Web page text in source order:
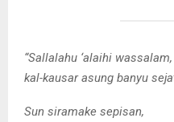
“Sallalahu ‘alaihi
kal-kausar asung banyu
Sun siramake sepisan,